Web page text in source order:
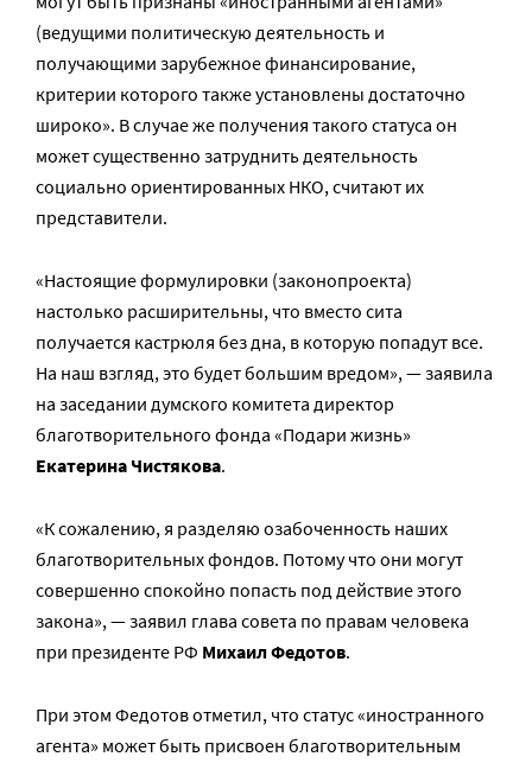
(ведущими политическую деятельность и
получающими зарубежное финансирование,
критерии которого также установлены достаточно
широко». В случае же получения такого статуса он
может существенно затруднить деятельность
социально ориентированных НКО, считают их
представители.
«Настоящие формулировки (законопроекта)
настолько расширительны, что вместо сита
получается кастрюля без дна, в которую попадут все.
На наш взгляд, это будет большим вредом», — заявила
на заседании думского комитета директор
благотворительного фонда «Подари жизнь»
Екатерина Чистякова.
«К сожалению, я разделяю озабоченность наших
благотворительных фондов. Потому что они могут
совершенно спокойно попасть под действие этого
закона», — заявил глава совета по правам человека
при президенте РФ Михаил Федотов.
При этом Федотов отметил, что статус «иностранного
агента» может быть присвоен благотворительным